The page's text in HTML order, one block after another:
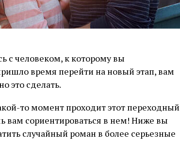
с человеком, к которому вы
время перейти на новый этап, вам
это сделать.
то момент проходит этот переходный
вам сориентироваться в нем! Ниже вы
случайный роман в более серьезные